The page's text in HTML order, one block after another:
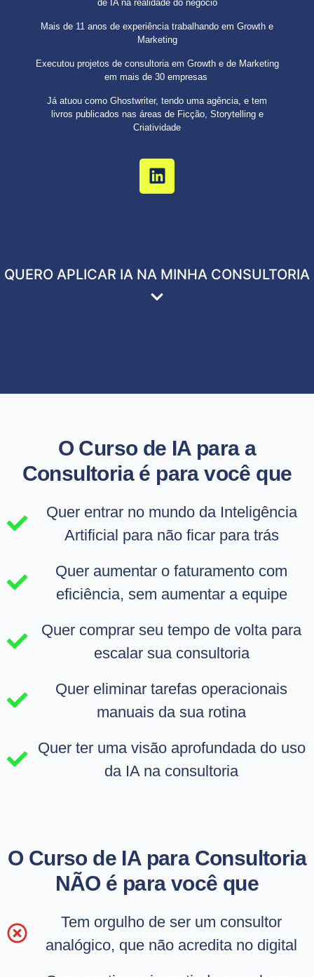
de IA na realidade do negócio
Mais de 11 anos de experiência trabalhando em Growth e
Marketing
Executou projetos de consultoria em Growth e de Marketing
em mais de 30 empresas
Já atuou como Ghostwriter, tendo uma agência, e tem
livros publicados nas áreas de Ficção, Storytelling e
Criatividade
QUERO APLICAR IA NA MINHA CONSULTORIA
O Curso de IA para a
Consultoria é para você que
Quer entrar no mundo da Inteligência
Artificial para não ficar para trás
Quer aumentar o faturamento com
eficiência, sem aumentar a equipe
Quer comprar seu tempo de volta para
escalar sua consultoria
Quer eliminar tarefas operacionais
manuais da sua rotina
Quer ter uma visão aprofundada do uso
da IA na consultoria
O Curso de IA para Consultoria
NÃO é para você que
Tem orgulho de ser um consultor
analógico, que não acredita no digital